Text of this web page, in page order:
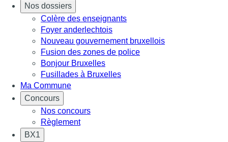
Nos dossiers
Colère des enseignants
Foyer anderlechtois
Nouveau gouvernement bruxellois
Fusion des zones de police
Bonjour Bruxelles
Fusillades à Bruxelles
Ma Commune
Concours
Nos concours
Règlement
BX1